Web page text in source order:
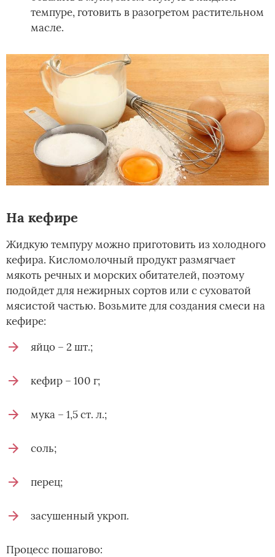
темпуре, готовить в разогретом растительном
масле.
На кефире
Жидкую темпуру можно приготовить из холодного
кефира. Кисломолочный продукт размягчает
мякоть речных и морских обитателей, поэтому
подойдет для нежирных сортов или с суховатой
мясистой частью. Возьмите для создания смеси на
кефире:
яйцо – 2 шт.;
кефир – 100 г;
мука – 1,5 ст. л.;
соль;
перец;
засушенный укроп.
Процесс пошагово: